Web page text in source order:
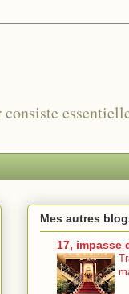
Mes autres
17, impasse